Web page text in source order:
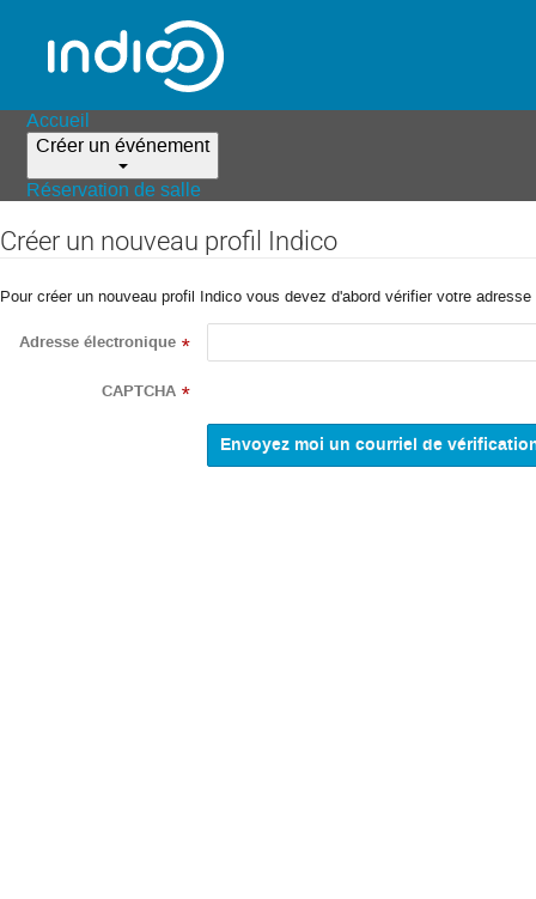
Accueil
Créer un événement
Réservation de salle
Créer un nouveau profil Indico
Pour créer un nouveau profil Indico vous devez d'abord vérifier votre
Adresse électronique *
CAPTCHA *